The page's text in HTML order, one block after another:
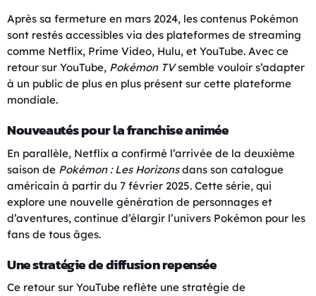
Après sa fermeture en mars 2024, les contenus Pokémon
sont restés accessibles via des plateformes de streaming
comme Netflix, Prime Video, Hulu, et YouTube. Avec ce
retour sur YouTube, Pokémon TVsemble vouloir s’adapter
à un public de plus en plus présent sur cette plateforme
mondiale.
Nouveautés pour la franchise animée
En parallèle, Netflix a confirmé l’arrivée de la deuxième
saison de Pokémon : Les Horizonsdans son catalogue
américain à partir du 7 février 2025. Cette série, qui
explore une nouvelle génération de personnages et
d’aventures, continue d’élargir l’univers Pokémon pour les
fans de tous âges.
Une stratégie de diffusion repensée
Ce retour sur YouTube reflète une stratégie de